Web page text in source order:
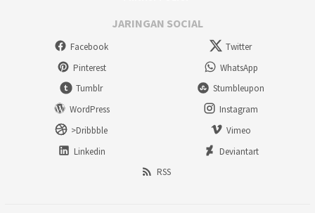
JARINGAN SOCIAL
Facebook
Twitter
Pinterest
WhatsApp
Tumblr
Stumbleupon
WordPress
Instagram
>Dribbble
Vimeo
Linkedin
Deviantart
RSS